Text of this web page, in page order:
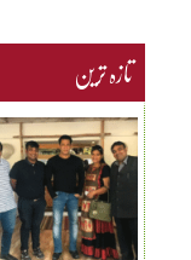
تازہ ترین